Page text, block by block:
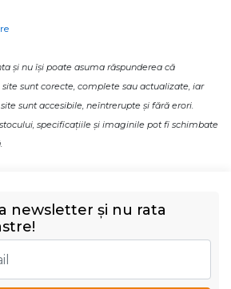
și nu își poate asuma răspunderea că
sunt corecte, complete sau actualizate, iar
sunt accesibile, neîntrerupte și fără erori.
specificațiile și imaginile pot fi schimbate
newsletter și nu rata